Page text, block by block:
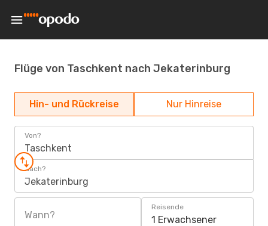
Flüge von Taschkent nach Jekaterinburg
Hin- und Rückreise Nur Hinreise
Von?
Taschkent
Nach?
Jekaterinburg
Wann?
Reisende
1 Erwachsener